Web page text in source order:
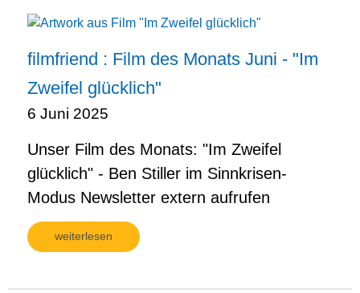
filmfriend : Film des Monats Juni - "Im
Zweifel glücklich"
6 Juni 2025
Unser Film des Monats: "Im Zweifel
glücklich" - Ben Stiller im Sinnkrisen-
Modus Newsletter extern aufrufen
weiterlesen